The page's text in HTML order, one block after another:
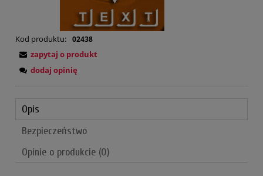
Kod produktu: 02438
zapytaj o produkt
dodaj opinię
Opis
Bezpieczeństwo
Opinie o produkcie (0)